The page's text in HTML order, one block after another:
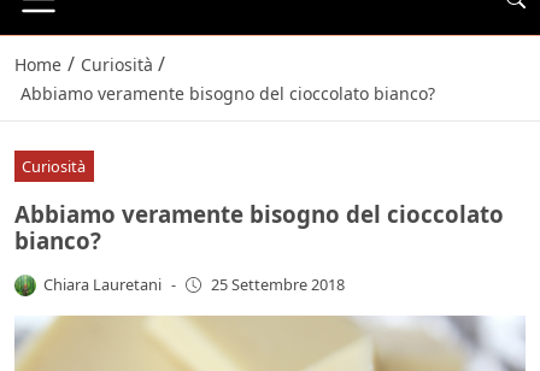
Home / Curiosità /
Abbiamo veramente bisogno del cioccolato bianco?
Curiosità
Abbiamo veramente bisogno del cioccolato
bianco?
Chiara Lauretani - 25 Settembre 2018